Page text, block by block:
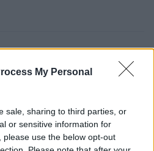
My Personal
sale, sharing to third parties, or
or sensitive information for
use the below opt-out